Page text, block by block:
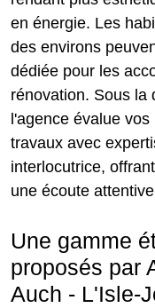
en énergie. Les
des environs
dédiée pour les
rénovation. Sous la
l'agence évalue
travaux avec
interlocutrice,
une écoute
Une gamme
proposés par
Auch - L'Isle-